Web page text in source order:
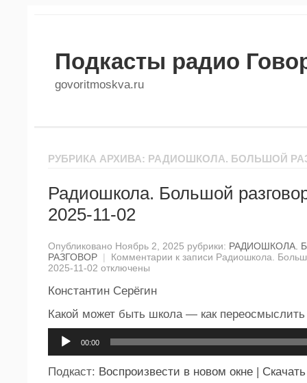
Подкасты радио
govoritmoskva.ru
РУБРИКА АРХИВА: РАДИОШКОЛА. БОЛЬШОЙ
Радиошкола. Большой
2025-11-02
Опубликовано Ноябрь 2, 2025 рубрики: РАДИОШКОЛА.
РАЗГОВОР | Комментарии к записи Радиошкола.
2025-11-02 отключены
Константин Серёгин
Какой может быть школа — как переосмыслить
00:00
Подкаст: Воспроизвести в новом окне | Скачать